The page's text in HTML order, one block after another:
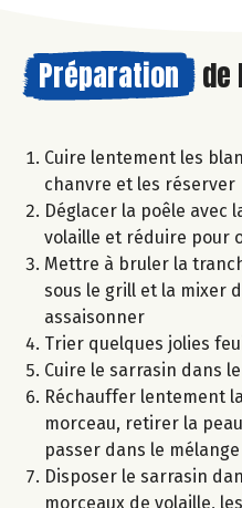
Préparation de
Cuire lentement les
chanvre et les réserver
Déglacer la poêle avec
volaille et réduire pour
Mettre à bruler la
sous le grill et la mixer
assaisonner
Trier quelques jolies
Cuire le sarrasin dans
Réchauffer lentement
morceau, retirer la
passer dans le
Disposer le sarrasin
morceaux de volaille,